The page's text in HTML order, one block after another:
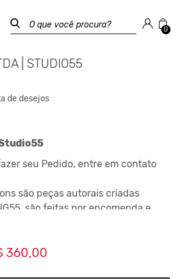
0
| STUDIO55
de desejos
seu Pedido, entre em contato
são peças autorais criadas
são feitas por encomenda e
para ficarem prontas
do nosso Studio de
360,00